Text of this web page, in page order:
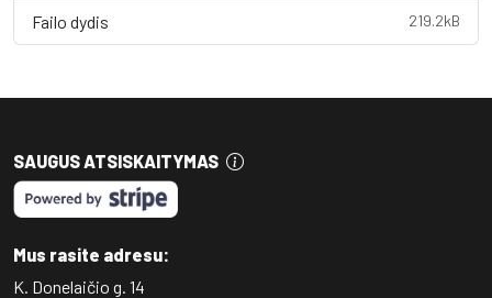
Failo dydis 219.2kB
SAUGUS ATSISKAITYMAS
Mus rasite adresu:
K. Donelaičio g. 14